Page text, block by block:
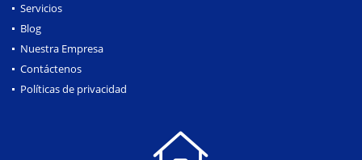
Servicios
Blog
Nuestra Empresa
Contáctenos
Políticas de privacidad